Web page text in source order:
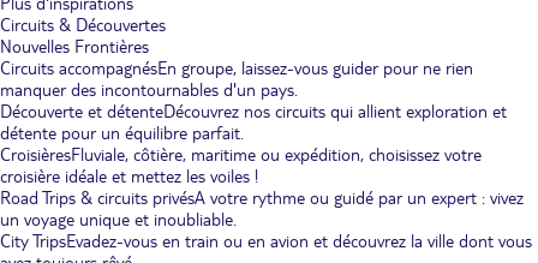
Circuits & Découvertes
Nouvelles Frontières
Circuits accompagnésEn groupe, laissez-vous guider pour ne rien
manquer des incontournables d'un pays.
Découverte et détenteDécouvrez nos circuits qui allient exploration et
détente pour un équilibre parfait.
CroisièresFluviale, côtière, maritime ou expédition, choisissez votre
croisière idéale et mettez les voiles !
Road Trips & circuits privésA votre rythme ou guidé par un expert : vivez
un voyage unique et inoubliable.
City TripsEvadez-vous en train ou en avion et découvrez la ville dont vous